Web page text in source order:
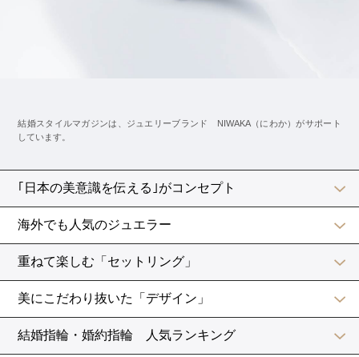
また、新郎新婦がメイン席に座っている間は、ゲストも
席を立ちにくいもの。中座はゲストの中休みにもなりま